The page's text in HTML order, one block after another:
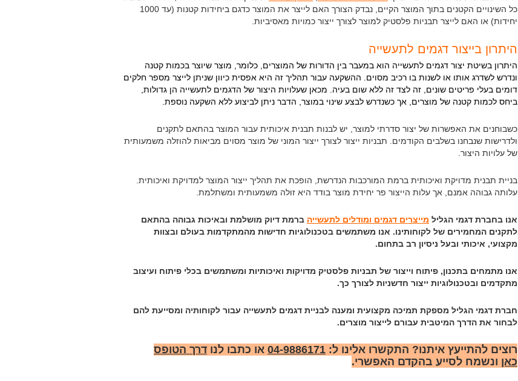
כל השינויים הקטנים בתוך המוצר הקיים, נבדק הצורך האם לייצר את המוצר כדגם ביחידות קטנות (עד 1000
יחידות) או האם לייצר תבניות פלסטיק למוצר לצורך ייצור כמויות מאסיביות.
היתרון בייצור דגמים לתעשייה
היתרון בשיטת יצור דגמים לתעשייה הוא במעבר בין הדורות של המוצרים, כלומר, מוצר שיוצר בכמות קטנה
ונדרש לשדרג אותו או לשנות בו רכיב מסוים. ההשקעה עבור תהליך זה היא אפסית כיוון שניתן לייצר מספר חלקים
דומים בעלי פריטים שונים, זה לצד זה ללא שום בעיה. מכאן שעלויות היצור של הדגמים לתעשייה הן גדולות,
ביחס לכמות קטנה של מוצרים, אך כשנדרש לבצע שינוי במוצר, הדבר ניתן לביצוע ללא השקעה נוספת.
כשבוחנים את האפשרות של יצור סדרתי למוצר, יש לבנות תבנית איכותית עבור המוצר בהתאם לתקנים
ולדרישות שנבחנו בשלבים הקודמים. תבניות ייצור לצורך ייצור המוני של מוצר מסוים מביאות להוזלה משמעותית
של עלויות היצור.
בניית תבנית מדויקת ואיכותית ברמת המורכבות הנדרשת, הופכת את תהליך ייצור המוצר למדויקת ואיכותית.
עלותה גבוהה אמנם, אך עלות הייצור פר יחידת מוצר בודד היא זולה משמעותית ומשתלמת.
אנו בחברת דגמי הגליל מייצרים דגמים ומודלים לתעשייה ברמת דיוק מושלמת ובאיכות גבוהה בהתאם
לתקנים המחמירים של לקוחותינו. אנו משתמשים בטכנולוגיות חדישות מהמתקדמות בעולם ובצוות
מקצועי, איכותי ובעל ניסיון רב בתחום.
אנו מתמחים בתכנון, פיתוח וייצור של תבניות פלסטיק מדויקות ואיכותיות ומשתמשים בכלי פיתוח ועיצוב
מתקדמים ובטכנולוגיות ייצור חדשניות לצורך כך.
חברת דגמי הגליל מספקת תמיכה מקצועית ומענה לבניית דגמים לתעשייה עבור לקוחותיה ומסייעת להם
לבחור את הדרך המיטבית עבורם לייצור מוצרים.
רוצים להתייעץ איתנו? התקשרו אלינו ל: 04-9886171 או כתבו לנו דרך הטופס
כאן ונשמח לסייע בהקדם האפשרי.